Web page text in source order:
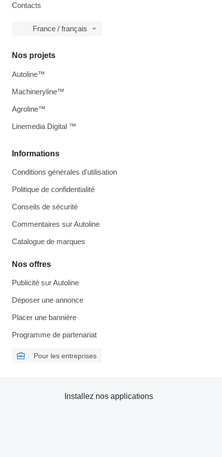
Contacts
France / français
Informations
Conditions générales d'utilisation
Politique de confidentialité
Conseils de sécurité
Commentaires sur Autoline
Catalogue de marques
Nos offres
Publicité sur Autoline
Déposer une annonce
Placer une bannière
Programme de partenariat
Pour les entreprises
Nos projets
Autoline™
Machineryline™
Agroline™
Linemedia Digital ™
Installez nos applications